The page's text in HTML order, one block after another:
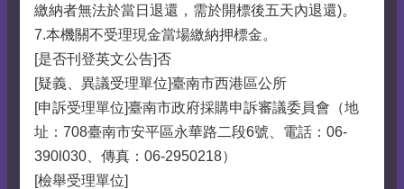
繳納者無法於當日退還，需於開標後五天內退還)。
7.本機關不受理現金當場繳納押標金。
[是否刊登英文公告]否
[疑義、異議受理單位]臺南市西港區公所
[申訴受理單位]臺南市政府採購申訴審議委員會（地
址：708臺南市安平區永華路二段6號、電話：06-
390l030、傳真：06-2950218）
[檢舉受理單位]